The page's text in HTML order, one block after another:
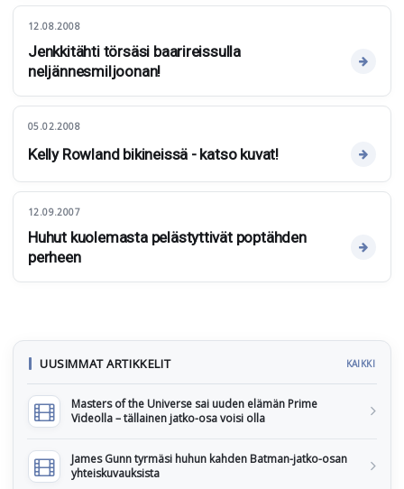
12.08.2008
Jenkkitähti törsäsi baarireissulla
neljännesmiljoonan!
05.02.2008
Kelly Rowland bikineissä - katso kuvat!
12.09.2007
Huhut kuolemasta pelästyttivät poptähden
perheen
UUSIMMAT ARTIKKELIT KAIKKI
Masters of the Universe sai uuden elämän Prime
Videolla – tällainen jatko-osa voisi olla
James Gunn tyrmäsi huhun kahden Batman-jatko-osan
yhteiskuvauksista